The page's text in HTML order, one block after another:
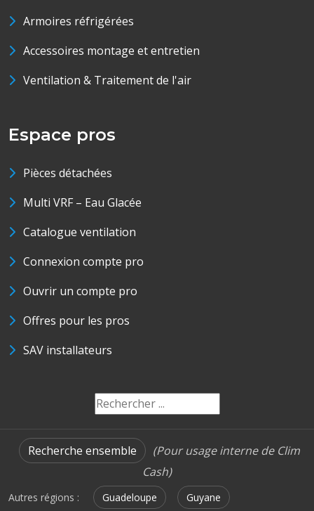
Armoires réfrigérées
Accessoires montage et entretien
Ventilation & Traitement de l'air
Espace pros
Pièces détachées
Multi VRF – Eau Glacée
Catalogue ventilation
Connexion compte pro
Ouvrir un compte pro
Offres pour les pros
SAV installateurs
Recherche ensemble
(Pour usage interne de Clim
Cash)
Autres régions : Guadeloupe Guyane